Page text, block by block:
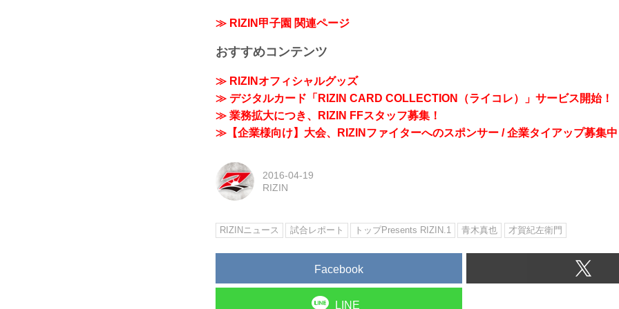
≫ RIZIN甲子園 関連ページ
おすすめコンテンツ
≫ RIZINオフィシャルグッズ
≫ デジタルカード「RIZIN CARD COLLECTION（ライコレ）」サービス開始！
≫ 業務拡大につき、RIZIN FFスタッフ募集！
≫【企業様向け】大会、RIZINファイターへのスポンサー / 企業タイアップ募集
2016-04-19
RIZIN
RIZINニュース 試合レポート トップPresents RIZIN.1 青木真也 才賀紀左衛門
Facebook
LINE